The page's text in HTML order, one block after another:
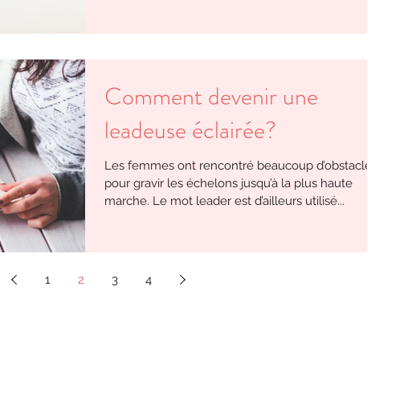
Comment devenir une
leadeuse éclairée?
Les femmes ont rencontré beaucoup d’obstacles
pour gravir les échelons jusqu’à la plus haute
marche. Le mot leader est d’ailleurs utilisé...
1 2 3 4